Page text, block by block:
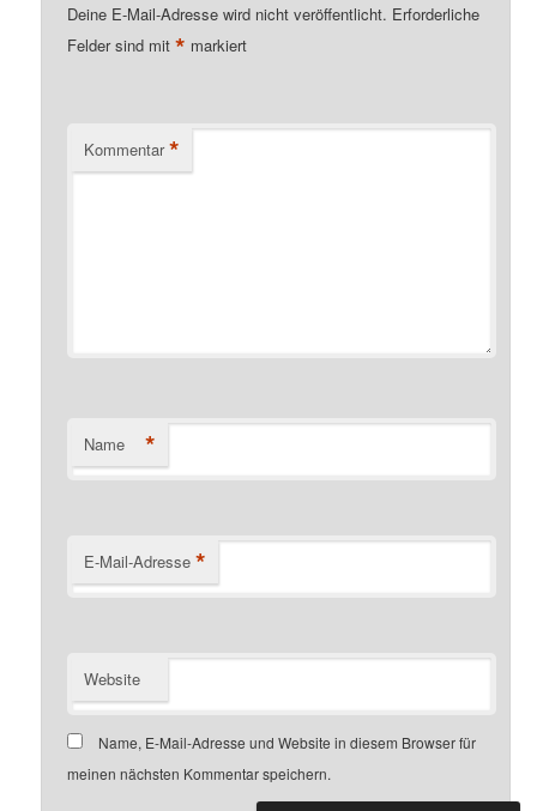
Deine E-Mail-Adresse wird nicht veröffentlicht. Erforderliche
Felder sind mit* markiert
Kommentar *
Name *
E-Mail-Adresse *
Website
Name, E-Mail-Adresse und Website in diesem Browser für
meinen nächsten Kommentar speichern.